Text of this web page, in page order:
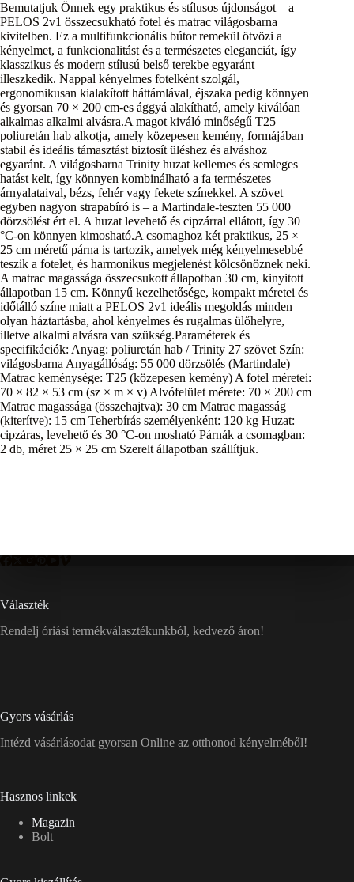
Bemutatjuk Önnek egy praktikus és stílusos újdonságot – a
PELOS 2v1 összecsukható fotel és matrac világosbarna
kivitelben. Ez a multifunkcionális bútor remekül ötvözi a
kényelmet, a funkcionalitást és a természetes eleganciát, így
klasszikus és modern stílusú belső terekbe egyaránt
illeszkedik. Nappal kényelmes fotelként szolgál,
ergonomikusan kialakított háttámlával, éjszaka pedig könnyen
és gyorsan 70 × 200 cm-es ággyá alakítható, amely kiválóan
alkalmas alkalmi alvásra.A magot kiváló minőségű T25
poliuretán hab alkotja, amely közepesen kemény, formájában
stabil és ideális támasztást biztosít üléshez és alváshoz
egyaránt. A világosbarna Trinity huzat kellemes és semleges
hatást kelt, így könnyen kombinálható a fa természetes
árnyalataival, bézs, fehér vagy fekete színekkel. A szövet
egyben nagyon strapabíró is – a Martindale-teszten 55 000
dörzsölést ért el. A huzat levehető és cipzárral ellátott, így 30
°C-on könnyen kimosható.A csomaghoz két praktikus, 25 ×
25 cm méretű párna is tartozik, amelyek még kényelmesebbé
teszik a fotelet, és harmonikus megjelenést kölcsönöznek neki.
A matrac magassága összecsukott állapotban 30 cm, kinyitott
állapotban 15 cm. Könnyű kezelhetősége, kompakt méretei és
időtálló színe miatt a PELOS 2v1 ideális megoldás minden
olyan háztartásba, ahol kényelmes és rugalmas ülőhelyre,
illetve alkalmi alvásra van szükség.Paraméterek és
specifikációk: Anyag: poliuretán hab / Trinity 27 szövet Szín:
világosbarna Anyagállóság: 55 000 dörzsölés (Martindale)
Matrac keménysége: T25 (közepesen kemény) A fotel méretei:
70 × 82 × 53 cm (sz × m × v) Alvófelület mérete: 70 × 200 cm
Matrac magassága (összehajtva): 30 cm Matrac magasság
(kiterítve): 15 cm Teherbírás személyenként: 120 kg Huzat:
cipzáras, levehető és 30 °C-on mosható Párnák a csomagban:
2 db, méret 25 × 25 cm Szerelt állapotban szállítjuk.
Választék
Rendelj óriási termékválasztékunkból, kedvező áron!
Gyors vásárlás
Intézd vásárlásodat gyorsan Online az otthonod kényelméből!
Hasznos linkek
Magazin
Bolt